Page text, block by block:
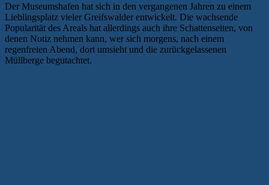
Der Museumshafen hat sich in den vergangenen Jahren zu einem
Lieblingsplatz vieler Greifswalder entwickelt. Die wachsende
Popularität des Areals hat allerdings auch ihre Schattenseiten, von
denen Notiz nehmen kann, wer sich morgens, nach einem
regenfreien Abend, dort umsieht und die zurückgelassenen
Müllberge begutachtet.